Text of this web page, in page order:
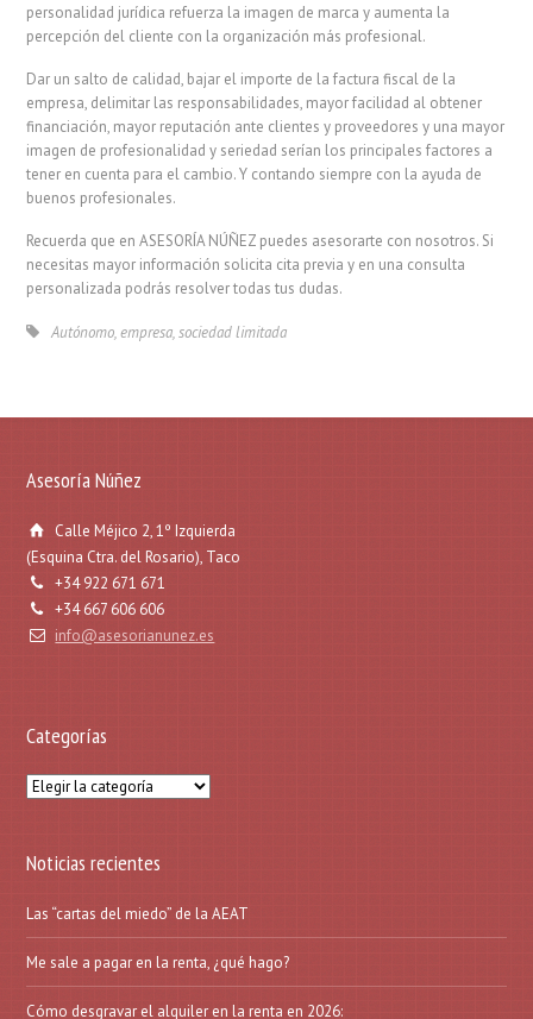
personalidad jurídica refuerza la imagen de marca y aumenta la
percepción del cliente con la organización más profesional.
Dar un salto de calidad, bajar el importe de la factura fiscal de la
empresa, delimitar las responsabilidades, mayor facilidad al obtener
financiación, mayor reputación ante clientes y proveedores y una mayor
imagen de profesionalidad y seriedad serían los principales factores a
tener en cuenta para el cambio. Y contando siempre con la ayuda de
buenos profesionales.
Recuerda que en ASESORÍA NÚÑEZ puedes asesorarte con nosotros. Si
necesitas mayor información solicita cita previa y en una consulta
personalizada podrás resolver todas tus dudas.
Autónomo,empresa,sociedad limitada
Asesoría Núñez
Calle Méjico 2, 1º Izquierda
(Esquina Ctra. del Rosario), Taco
+34 922 671 671
+34 667 606 606
info@asesorianunez.es
Categorías
Categorías
Noticias recientes
Las “cartas del miedo” de la AEAT
Me sale a pagar en la renta, ¿qué hago?
Cómo desgravar el alquiler en la renta en 2026: